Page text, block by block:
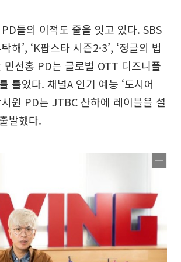
들의 이적도 줄을 잇고 있다. SBS
해’, ‘K팝스타 시즌2·3’, ‘정글의 법
민선홍 PD는 글로벌 OTT 디즈니플
틀었다. 채널A 인기 예능 ‘도시어
원 PD는 JTBC 산하에 레이블을 설
발했다.